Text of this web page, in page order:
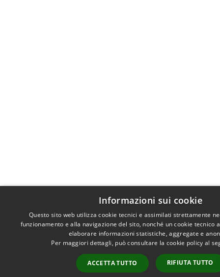
Informazioni sui cookie
Questo sito web utilizza cookie tecnici e assimilati strettamente
funzionamento e alla navigazione del sito, nonché un cookie tecnico
elaborare informazioni statistiche, aggregate e
Per maggiori dettagli, può consultare la cookie policy al
ACCETTA TUTTO RIFIUTA TUTTO